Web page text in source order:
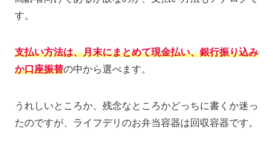
す。
支払い方法は、月末にまとめて現金払い、銀行振り込み
か口座振替の中から選べます。
うれしいところか、残念なところかどっちに書くか迷っ
たのですが、ライフデリのお弁当容器は回収容器です。